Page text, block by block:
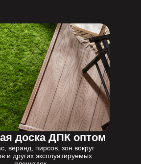
доска ДПК оптом
веранд, пирсов, зон вокруг
и других эксплуатируемых